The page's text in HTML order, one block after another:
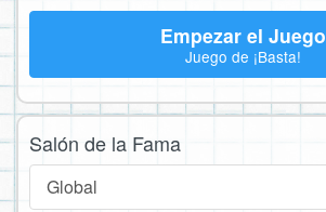
Empezar el Juego
Juego de ¡Basta!
Salón de la Fama
Global